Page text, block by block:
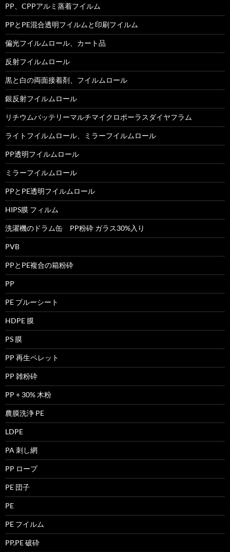
PP、CPPアルミ蒸着フイルム
PPとPE混合透明フイルムと印刷フイルム
偏光フイルムロール、カート品
反射フイルムロール
黒と白の両面接着剤、フイルムロール
銀反射フイルムロール
リチウムバッテリーマルチマイクロポーラスダイヤフラム
ライトフイルムロール、ミラーフイルムロール
PP透明フイルムロール
ミラーフイルムロール
PPとPE透明フイルムロール
HIPS膜 フィルム
洗濯機のドラム缶 PP粉砕 ガラス30%入り
PVB
PPとPE複合の箱粉砕
PP
PE ブルーシート
HDPE 膜
PS 膜
PP 再生ペレット
PP 雑粉砕
PP + 30% 木粉
農膜洗浄 PE
LDPE
PA 刺し網
PP ロープ
PE 団子
PE
PE フイルム
PP,PE 破砕